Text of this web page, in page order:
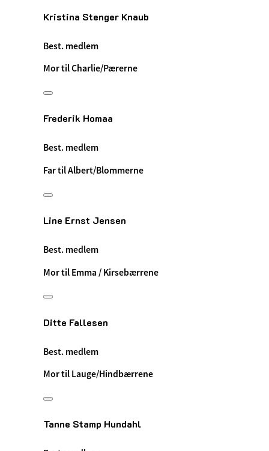
Kristina Stenger Knaub
Best. medlem
Mor til Charlie/Pærerne
Frederik Homaa
Best. medlem
Far til Albert/Blommerne
Line Ernst Jensen
Best. medlem
Mor til Emma / Kirsebærrene
Ditte Fallesen
Best. medlem
Mor til Lauge/Hindbærrene
Tanne Stamp Hundahl